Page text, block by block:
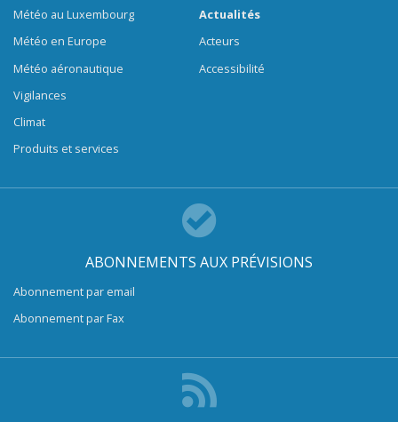
Météo au Luxembourg
Météo en Europe
Météo aéronautique
Vigilances
Climat
Produits et services
Actualités
Acteurs
Accessibilité
ABONNEMENTS AUX PRÉVISIONS
Abonnement par email
Abonnement par Fax